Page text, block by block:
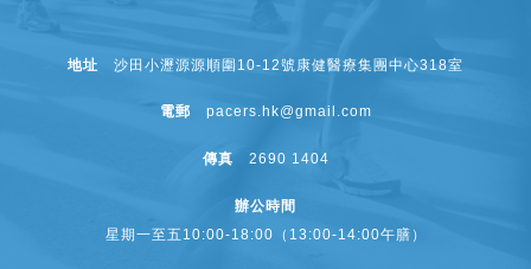
地址 沙田小瀝源源順圍10-12號康健醫療集團中心318室
電郵 pacers.hk@gmail.com
傳真 2690 1404
辦公時間
星期一至五10:00-18:00（13:00-14:00午膳）